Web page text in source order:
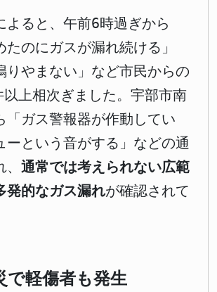
よると、午前6時過ぎから
たのにガスが漏れ続ける」
りやまない」など市民からの
上相次ぎました。宇部市南
「ガス警報器が作動してい
ーという音がする」などの通
通常では考えられない広範
発的なガス漏れが確認されて
で軽傷者も発生